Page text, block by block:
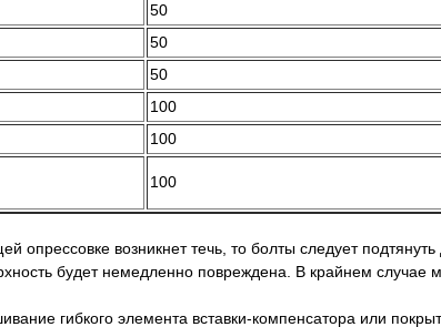
50
50
50
100
100
100
опрессовке возникнет течь, то болты следует
будет немедленно повреждена. В крайнем случае
гибкого элемента вставки-компенсатора или